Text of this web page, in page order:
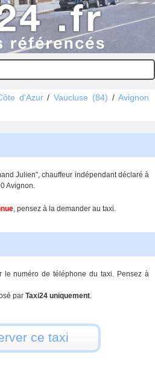
d'Azur/Vaucluse (84) /Avignon
Julien", chauffeur indépendant déclaré à
Avignon.
, pensez à la demander au taxi.
le numéro de téléphone du taxi. Pensez à
par Taxi24 uniquement.
ce taxi